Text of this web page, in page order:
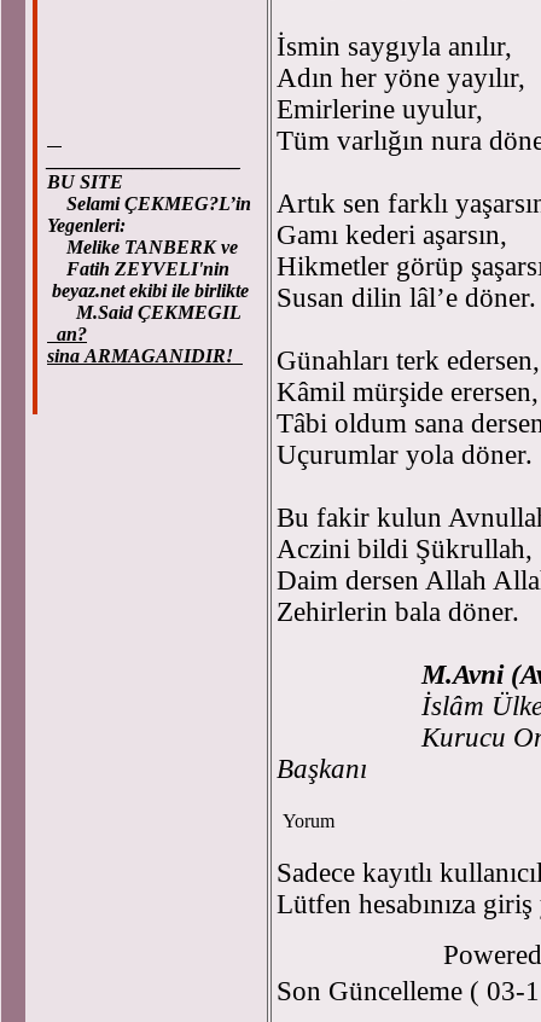
BU SITE
Selami ÇEKMEG?L’in
Yegenleri:
Melike TANBERK ve
Fatih ZEYVELI'nin
beyaz.net ekibi ile birlikte
M.Said ÇEKMEGIL
an?
sina ARMAGANIDIR!
İsmin saygıyla anılır,
Adın her yöne yayılır,
Emirlerine uyulur,
Tüm varlığın nura
Artık sen farklı
Gamı kederi aşarsın,
Hikmetler görüp
Susan dilin lâl’e döner.
Günahları terk edersen,
Kâmil mürşide erersen,
Tâbi oldum sana
Uçurumlar yola döner.
Bu fakir kulun
Aczini bildi Şükrullah,
Daim dersen Allah
Zehirlerin bala döner.
M.Avni
İslâm
Kurucu Onursal
Başkanı
Yorum
Sadece kayıtlı
Lütfen hesabınıza
Son Güncelleme ( 03-